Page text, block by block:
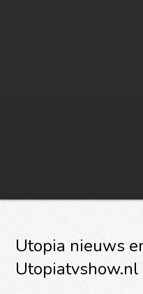
Utopia nieuws
Utopiatvshow.nl